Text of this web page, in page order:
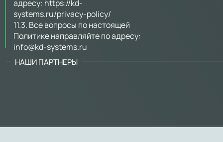
адресу: https://kd-
systems.ru/privacy-policy/
11.3. Все вопросы по настоящей
Политике направляйте по адресу:
info@kd-systems.ru
НАШИ ПАРТНЕРЫ